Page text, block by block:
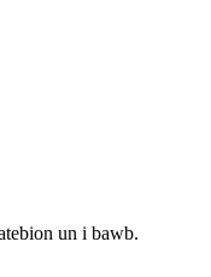
un i bawb.